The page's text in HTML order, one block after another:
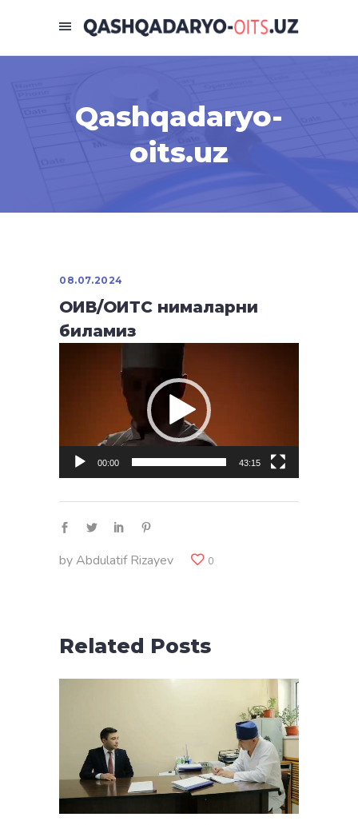
Qashqadaryo-
oits.uz
08.07.2024
ОИВ/ОИТС нималарни
биламиз
Видеоплеер
00:00 43:15
byAbdulatif Rizayev 0
Related Posts